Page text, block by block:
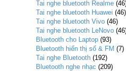
Tai nghe bluetooth Realme
Tai nghe bluetooth Huawei (46)
Tai nghe bluetooth Vivo (46)
Tai nghe bluetooth LeNovo
Bluetooth cho Laptop (93)
Bluetooth hiển thị số & FM (7)
Tai nghe Bluetooth (192)
Bluetooth nghe nhạc (209)